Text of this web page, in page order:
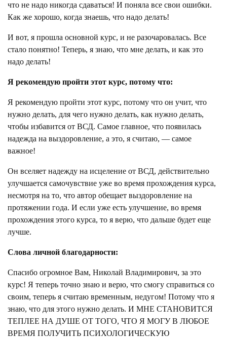
что не надо никогда сдаваться! И поняла все свои ошибки.
Как же хорошо, когда знаешь, что надо делать!
И вот, я прошла основной курс, и не разочаровалась. Все
стало понятно! Теперь, я знаю, что мне делать, и как это
надо делать!
Я рекомендую пройти этот курс, потому что:
Я рекомендую пройти этот курс, потому что он учит, что
нужно делать, для чего нужно делать, как нужно делать,
чтобы избавится от ВСД. Самое главное, что появилась
надежда на выздоровление, а это, я считаю, — самое
важное!
Он вселяет надежду на исцеление от ВСД, действительно
улучшается самочувствие уже во время прохождения курса,
несмотря на то, что автор обещает выздоровление на
протяжении года. И если уже есть улучшение, во время
прохождения этого курса, то я верю, что дальше будет еще
лучше.
Слова личной благодарности:
Спасибо огромное Вам, Николай Владимирович, за это
курс! Я теперь точно знаю и верю, что смогу справиться со
своим, теперь я считаю временным, недугом! Потому что я
знаю, что для этого нужно делать. И МНЕ СТАНОВИТСЯ
ТЕПЛЕЕ НА ДУШЕ ОТ ТОГО, ЧТО Я МОГУ В ЛЮБОЕ
ВРЕМЯ ПОЛУЧИТЬ ПСИХОЛОГИЧЕСКУЮ